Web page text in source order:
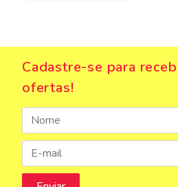
Cadastre-se para
ofertas!